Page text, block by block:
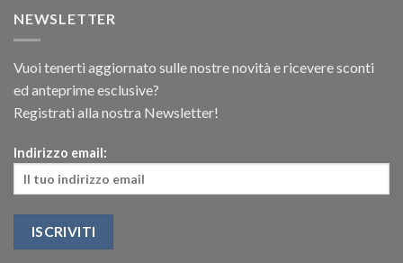
NEWSLETTER
Vuoi tenerti aggiornato sulle nostre novità e ricevere sconti
ed anteprime esclusive?
Registrati alla nostra Newsletter!
Indirizzo email: